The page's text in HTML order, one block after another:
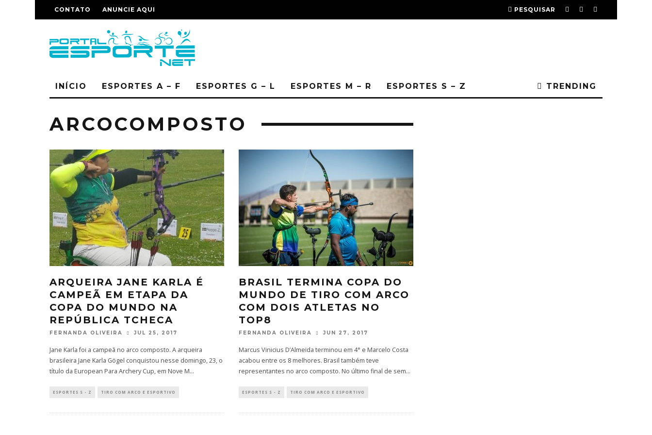
CONTATO ANUNCIE AQUI PESQUISAR
INÍCIO ESPORTES A – F ESPORTES G – L ESPORTES M – R ESPORTES S – Z TRENDING
ARCOCOMPOSTO
ARQUEIRA JANE KARLA É
CAMPEÃ EM ETAPA DA
COPA DO MUNDO NA
REPÚBLICA TCHECA
FERNANDA OLIVEIRA JUL 25, 2017
Jane Karla foi a campeã no arco composto. A arqueira
brasileira Jane Karla Gögel conquistou nesse domingo, 23, o
título da European Para Archery Cup, em Nove M...
ESPORTES S - Z TIRO COM ARCO E ESPORTIVO
BRASIL TERMINA COPA DO
MUNDO DE TIRO COM ARCO
COM DOIS ATLETAS NO
TOP8
FERNANDA OLIVEIRA JUN 27, 2017
Marcus Vinicius D’Almeida terminou em 4° e Marcelo Costa
acabou entre os 8 melhores. Brasil também teve
representantes no arco composto. No último final de sem...
ESPORTES S - Z TIRO COM ARCO E ESPORTIVO